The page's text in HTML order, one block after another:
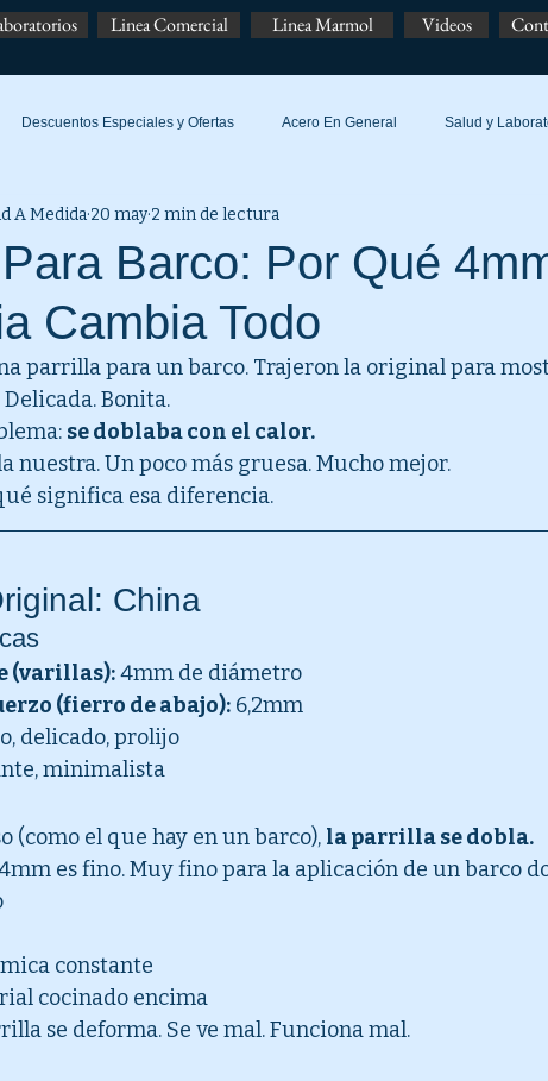
Linea Comercial Linea Marmol Videos
Descuentos Especiales y Ofertas Acero En General Salud y
Barco: Por Qué
Cambia Todo
A Medida 20 may 2 min de lectura
parrilla para un barco. Trajeron la original para
Delicada. Bonita.
se doblaba con el calor.
nuestra. Un poco más gruesa. Mucho mejor.
significa esa diferencia.
China
(varillas): 4mm de diámetro
(fierro de abajo): 6,2mm
delicado, prolijo
minimalista
(como el que hay en un barco), la parrilla se dobla.
es fino. Muy fino para la aplicación de un barco
constante
cocinado encima
se deforma. Se ve mal. Funciona mal.